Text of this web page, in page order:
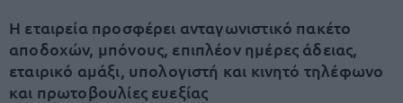
Η εταιρεία προσφέρει ανταγωνιστικό πακέτο
αποδοχών, μπόνους, επιπλέον ημέρες άδειας,
εταιρικό αμάξι, υπολογιστή και κινητό τηλέφωνο
και πρωτοβουλίες ευεξίας